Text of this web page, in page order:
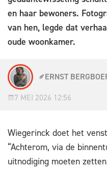
en haar bewoners.
van hen, legde dat
oude woonkamer.
ERNST
7 MEI 2026 12:56
Wiegerinck doet het
“Achterom, via de
uitnodiging moeten